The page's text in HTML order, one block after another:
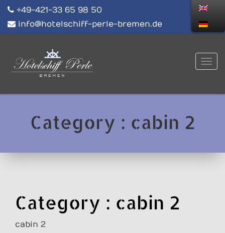
+49-421-33 65 98 50
info@hotelschiff-perle-bremen.de
Category : cabin 2
Category : cabin 2
cabin 2